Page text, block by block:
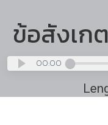
ข้อสังเก
00:00